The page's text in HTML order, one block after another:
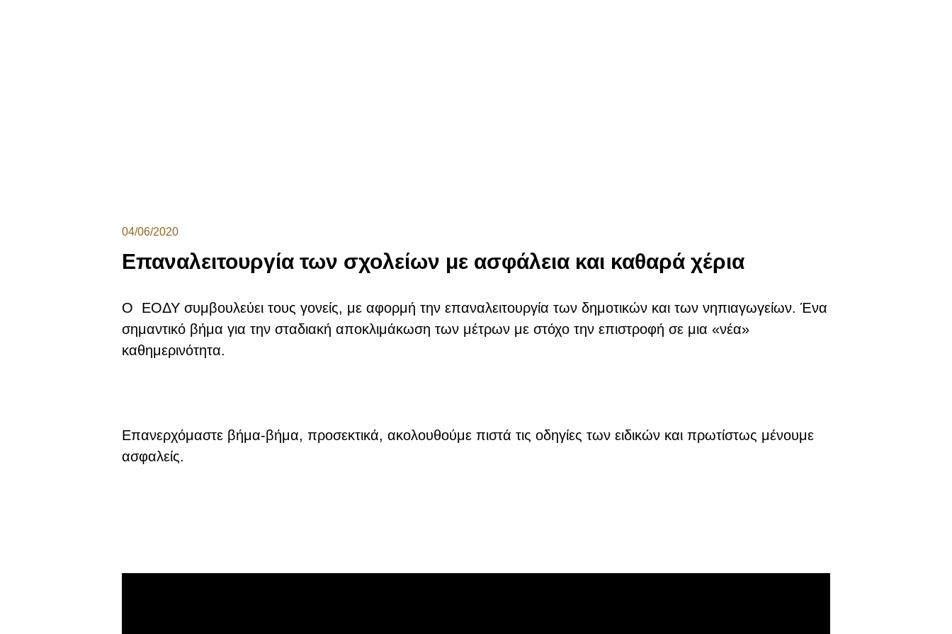
04/06/2020
Επαναλειτουργία των σχολείων με ασφάλεια και καθαρά χέρια
Ο ΕΟΔΥ συμβουλεύει τους γονείς, με αφορμή την επαναλειτουργία των δημοτικών και των νηπιαγωγείων. Ένα
σημαντικό βήμα για την σταδιακή αποκλιμάκωση των μέτρων με στόχο την επιστροφή σε μια «νέα»
καθημερινότητα.
Επανερχόμαστε βήμα-βήμα, προσεκτικά, ακολουθούμε πιστά τις οδηγίες των ειδικών και πρωτίστως μένουμε
ασφαλείς.